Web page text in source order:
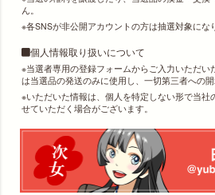
ん。
各SNSが非公開アカウントの方は抽選対象にな
個人情報取り扱いについて
当選者専用の登録フォームからご入力いただい
は当選品の発送のみに使用し、一切第三者への開
いただいた情報は、個人を特定しない形で当社
せていただく場合がございます。